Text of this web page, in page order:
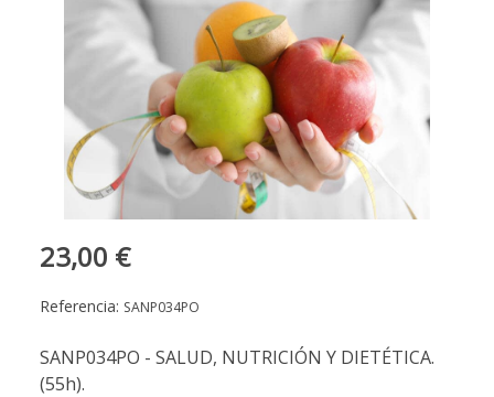
23,00 €
Referencia: SANP034PO
SANP034PO - SALUD, NUTRICIÓN Y DIETÉTICA.
(55h).